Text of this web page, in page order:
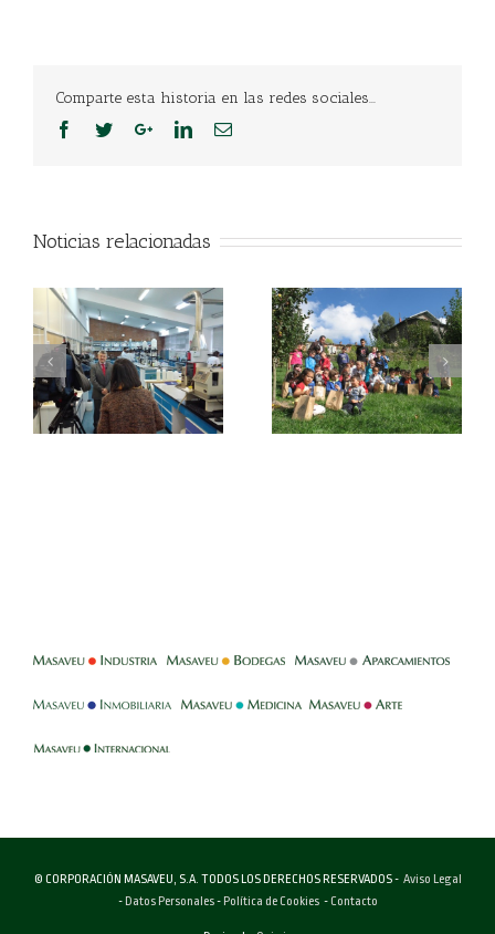
Comparte esta historia en las redes sociales...
Noticias relacionadas
© CORPORACIÓN MASAVEU, S.A. TODOS LOS DERECHOS RESERVADOS - Aviso Legal
- Datos Personales- Política de Cookies- Contacto